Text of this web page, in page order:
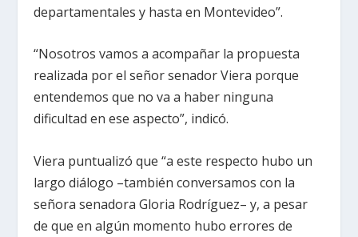
departamentales y hasta en Montevideo”.
“Nosotros vamos a acompañar la propuesta
realizada por el señor senador Viera porque
entendemos que no va a haber ninguna
dificultad en ese aspecto”, indicó.
Viera puntualizó que “a este respecto hubo un
largo diálogo –también conversamos con la
señora senadora Gloria Rodríguez– y, a pesar
de que en algún momento hubo errores de